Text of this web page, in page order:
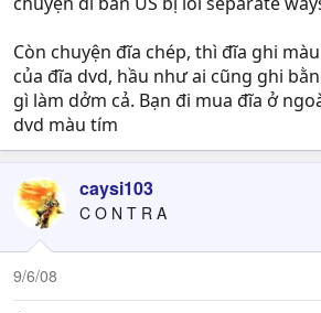
Còn chuyện đĩa chép, thì đĩa ghi
của đĩa dvd, hầu như ai cũng ghi
gì làm dởm cả. Bạn đi mua đĩa ở
dvd màu tím
caysi103
C O N T R A
9/6/08